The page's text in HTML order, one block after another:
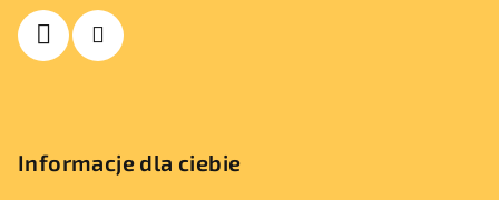
Informacje dla ciebie